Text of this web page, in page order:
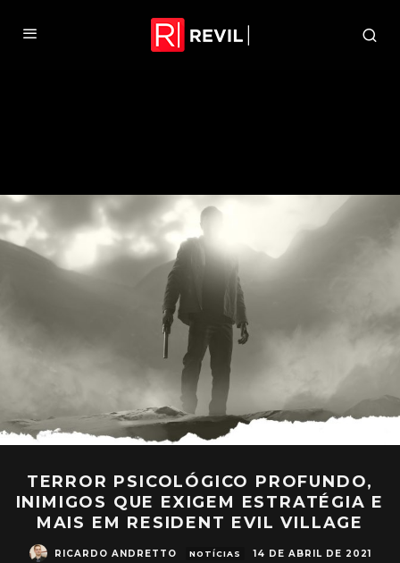
TERROR PSICOLÓGICO PROFUNDO,
INIMIGOS QUE EXIGEM ESTRATÉGIA E
MAIS EM RESIDENT EVIL VILLAGE
RICARDO ANDRETTO NOTÍCIAS 14 DE ABRIL DE 2021